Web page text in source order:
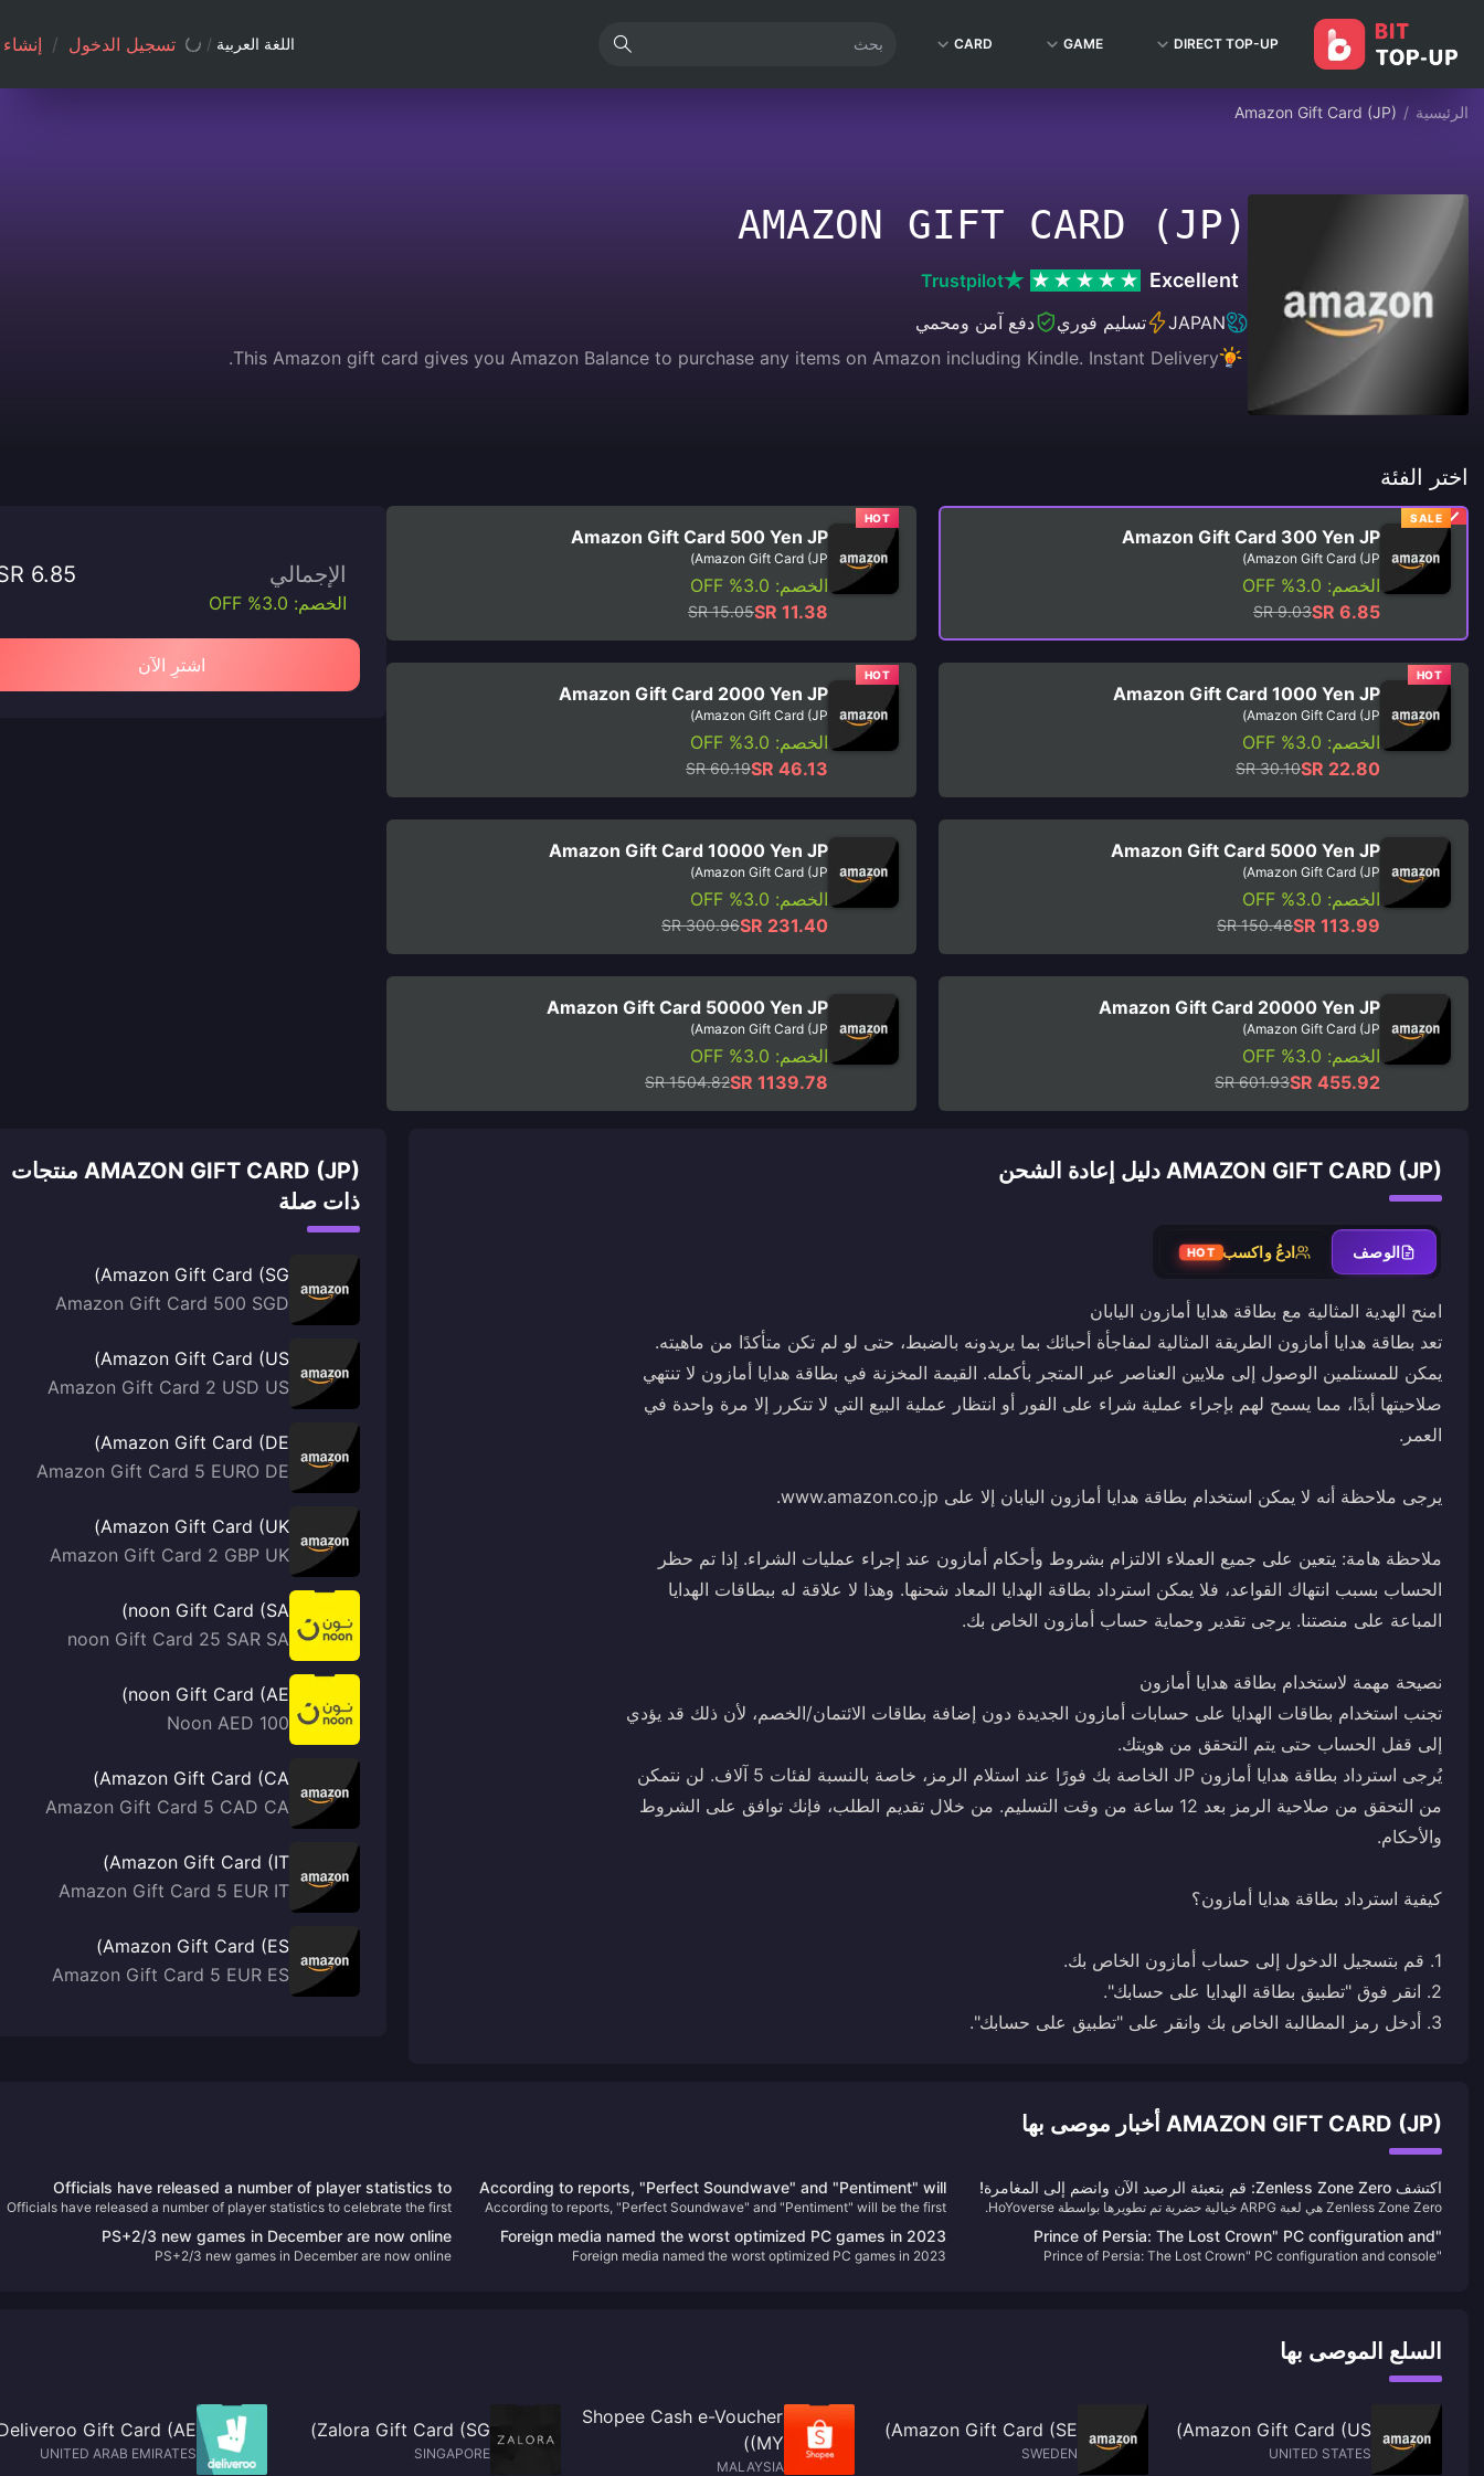
DIRECT TOP-UP
GAME
CARD اللغة العربية / تسجيل الدخول /
الرئيسية /
Amazon Gift Card (JP)
AMAZON GIFT CARD (JP)
Excellent
Trustpilot
JAPAN
تسليم فوري
دفع آمن ومحمي
This Amazon gift card gives you Amazon Balance to purchase any items on Amazon including Kindle. Instant Delivery.
اختر الفئة
SALE
Amazon Gift Card 300 Yen JP
Amazon Gift Card (JP)
الخصم: 3.0% OFF
SR 6.85
SR 9.03
HOT
Amazon Gift Card 500 Yen JP
Amazon Gift Card (JP)
الخصم: 3.0% OFF
SR 11.38
SR 15.05
HOT
Amazon Gift Card 1000 Yen JP
Amazon Gift Card (JP)
الخصم: 3.0% OFF
SR 22.80
SR 30.10
HOT
Amazon Gift Card 2000 Yen JP
Amazon Gift Card (JP)
الخصم: 3.0% OFF
SR 46.13
SR 60.19
Amazon Gift Card 5000 Yen JP
Amazon Gift Card (JP)
الخصم: 3.0% OFF
SR 113.99
SR 150.48
Amazon Gift Card 10000 Yen JP
Amazon Gift Card (JP)
الخصم: 3.0% OFF
SR 231.40
SR 300.96
Amazon Gift Card 20000 Yen JP
Amazon Gift Card (JP)
الخصم: 3.0% OFF
SR 455.92
SR 601.93
Amazon Gift Card 50000 Yen JP
Amazon Gift Card (JP)
الخصم: 3.0% OFF
SR 1139.78
SR 1504.82
الإجمالي 6.85
الخصم: 3.0% OFF
اشترِ الآن
AMAZON GIFT CARD (JP) دليل إعادة الشحن
الوصف ادعُ واكسب HOT
تعد بطاقة هدايا أمازون الطريقة المثالية لمفاجأة أحبائك بما يريدونه بالضبط، حتى لو لم تكن متأكدًا من ماهيته.
يمكن للمستلمين الوصول إلى ملايين العناصر عبر المتجر بأكمله. القيمة المخزنة في بطاقة هدايا أمازون لا تنتهي
صلاحيتها أبدًا، مما يسمح لهم بإجراء عملية شراء على الفور أو انتظار عملية البيع التي لا تتكرر إلا مرة واحدة في
ملاحظة هامة: يتعين على جميع العملاء الالتزام بشروط وأحكام أمازون عند إجراء عمليات الشراء. إذا تم حظر
الحساب بسبب انتهاك القواعد، فلا يمكن استرداد بطاقة الهدايا المعاد شحنها. وهذا لا علاقة له ببطاقات الهدايا
تجنب استخدام بطاقات الهدايا على حسابات أمازون الجديدة دون إضافة بطاقات الائتمان/الخصم، لأن ذلك قد يؤدي
يُرجى استرداد بطاقة هدايا أمازون JP الخاصة بك فورًا عند استلام الرمز، خاصة بالنسبة لفئات 5 آلاف. لن نتمكن
من التحقق من صلاحية الرمز بعد 12 ساعة من وقت التسليم. من خلال تقديم الطلب، فإنك توافق على الشروط
3. أدخل رمز المطالبة الخاص بك وانقر على "تطبيق على حسابك".
AMAZON GIFT CARD (JP) منتجات
ذات صلة
Amazon Gift Card (SG)
Amazon Gift Card 500 SGD
Amazon Gift Card (US)
Amazon Gift Card 2 USD US
Amazon Gift Card (DE)
Amazon Gift Card 5 EURO DE
Amazon Gift Card (UK)
Amazon Gift Card 2 GBP UK
noon Gift Card (SA)
noon Gift Card 25 SAR SA
noon Gift Card (AE)
Noon AED 100
Amazon Gift Card (CA)
Amazon Gift Card 5 CAD CA
Amazon Gift Card (IT)
Amazon Gift Card 5 EUR IT
Amazon Gift Card (ES)
Amazon Gift Card 5 EUR ES
AMAZON GIFT CARD (JP) أخبار موصى بها
اكتشف Zenless Zone Zero: قم بتعبئة الرصيد الآن وانضم إلى المغامرة!
Zenless Zone Zero هي لعبة ARPG خيالية حضرية تم تطويرها بواسطة HoYoverse.
كارثة طبيعية غامضة تُعرف باسم "Hollows" الواقع. يتولى اللاعبون دور "الوكلاء" الذين
يتنقلون في هذا العالم الفوضوي، ويقاتلون المخلوقات الخطرة ويكشفون الحقائق
According to reports, "Perfect Soundwave" and "Pentiment" will
be the first games to log on to rival platforms.
According to reports, "Perfect Soundwave" and "Pentiment" will be the first
Officials have released a number of player statistics to
celebrate the first anniversary of "Hogwarts Legacy"
Officials have released a number of player statistics to celebrate the first
"Prince of Persia: The Lost Crown" PC configuration and
console performance announced
"Prince of Persia: The Lost Crown" PC configuration and console
Foreign media named the worst optimized PC games in 2023
Foreign media named the worst optimized PC games in 2023
PS+2/3 new games in December are now online
PS+2/3 new games in December are now online
السلع الموصى بها
Amazon Gift Card (US)
UNITED STATES
Amazon Gift Card (SE)
SWEDEN
Shopee Cash e-Voucher
(MY)
MALAYSIA
Zalora Gift Card (SG)
SINGAPORE
Gift Card (AE)
UNITED ARAB EMIRATES